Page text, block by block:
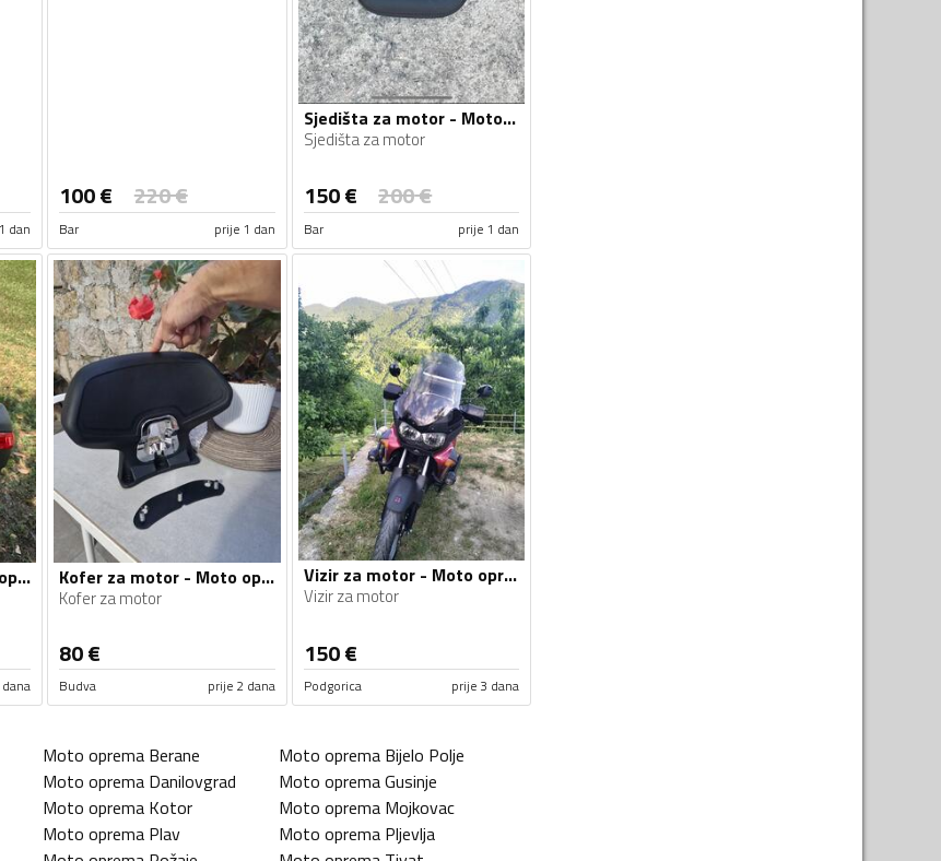
dan
100€ 220€
Bar prije 1 dan
Sjedišta za motor - Moto oprema
Sjedišta za motor
150€ 200€
Bar prije 1 dan
Kofer za motor - Moto oprema Kofer za motor - Moto oprema
Kofer za motor
80€
Budva prije 2 dana
Vizir za motor - Moto oprema
Vizir za motor
150€
Podgorica prije 3 dana
Moto oprema Berane Moto oprema Bijelo Polje
Moto oprema Danilovgrad Moto opremaGusinje
Moto oprema Kotor Moto oprema Mojkovac
Moto oprema Plav Moto oprema Pljevlja